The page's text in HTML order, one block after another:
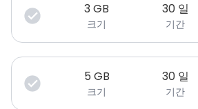
3GB
크기
30 일
기간
5 GB
크기
30 일
기간